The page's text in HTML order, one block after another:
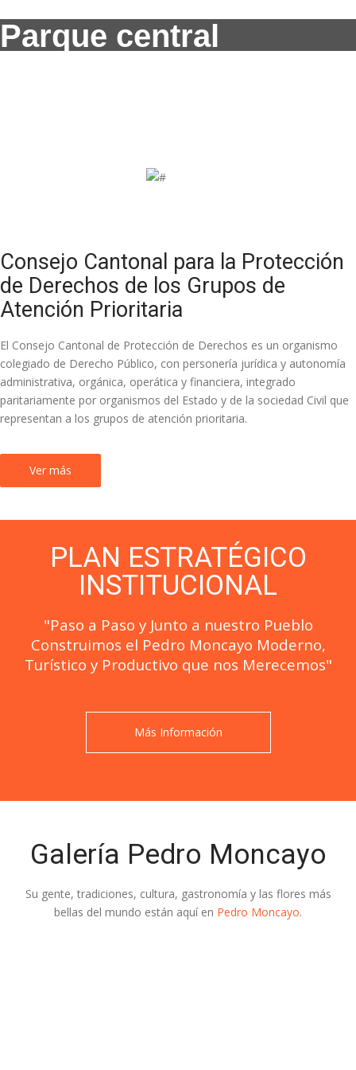
Parque central
Consejo Cantonal para la Protección
de Derechos de los Grupos de
Atención Prioritaria
El Consejo Cantonal de Protección de Derechos es un organismo
colegiado de Derecho Público, con personería jurídica y autonomía
administrativa, orgánica, operática y financiera, integrado
paritariamente por organismos del Estado y de la sociedad Civil que
representan a los grupos de atención prioritaria.
Ver más
PLAN ESTRATÉGICO
INSTITUCIONAL
"Paso a Paso y Junto a nuestro Pueblo
Construimos el Pedro Moncayo Moderno,
Turístico y Productivo que nos Merecemos"
Más Información
Galería Pedro Moncayo
Su gente, tradiciones, cultura, gastronomía y las flores más
bellas del mundo están aquí en Pedro Moncayo.